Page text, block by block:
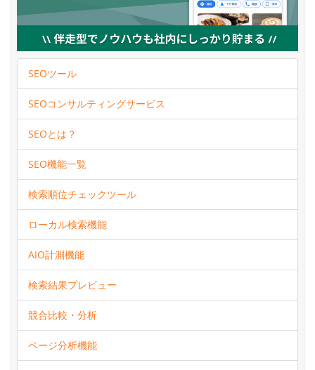
SEOツール
SEOコンサルティングサービス
SEOとは？
SEO機能一覧
検索順位チェックツール
ローカル検索機能
AIO計測機能
検索結果プレビュー
競合比較・分析
ページ分析機能